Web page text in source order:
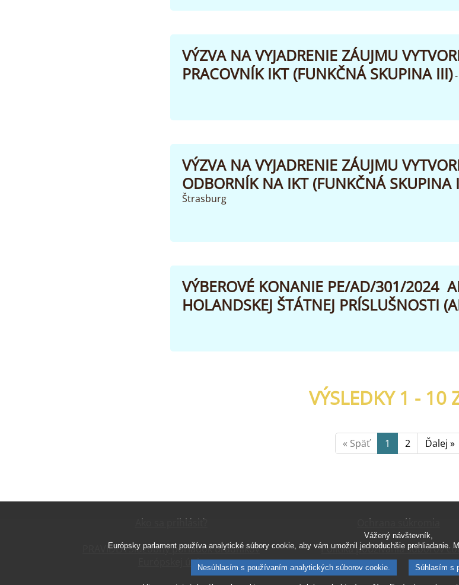
Vážený návštevník,
Európsky parlament používa analytické súbory cookie, aby vám umožnil jednoduchšie
Nesúhlasím s používaním analytických súborov cookie. Súhlasím s
VÝZVA NA VYJADRENIE ZÁUJMU
PRACOVNÍK IKT (FUNKČNÁ SKUPINA III)
VÝZVA NA VYJADRENIE ZÁUJMU
ODBORNÍK NA IKT (FUNKČNÁ SKUPINA
Štrasburg
VÝBEROVÉ KONANIE PE/AD/301/2024
HOLANDSKEJ ŠTÁTNEJ PRÍSLUŠNOSTI
VÝSLEDKY 1 - 10
« Späť 1 2 Ďalej »
Ako sa prihlásiť?
PRAVIDLÁ Služobný poriadok úradníkov
Európskej únie
Ochrana súkromia
Politika používania súborov